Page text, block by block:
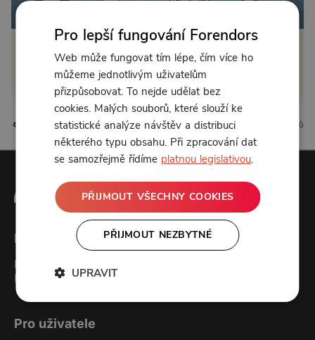
Klikněte pro odemčení
nebo sepřihlaste
12 líbí 6 komentářů
Forendors
Kontakt
Podcast studio
Pro uživatele
Pro lepší fungování Forendors
Web může fungovat tím lépe, čím více ho
můžeme jednotlivým uživatelům
přizpůsobovat. To nejde udělat bez
cookies. Malých souborů, které slouží ke
statistické analýze návštěv a distribuci
některého typu obsahu. Při zpracování dat
se samozřejmě řídíme platnou legislativou.
PŘIJMOUT VŠECHNY COOKIES
PŘIJMOUT NEZBYTNÉ
UPRAVIT